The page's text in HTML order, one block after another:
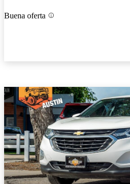
Buena oferta